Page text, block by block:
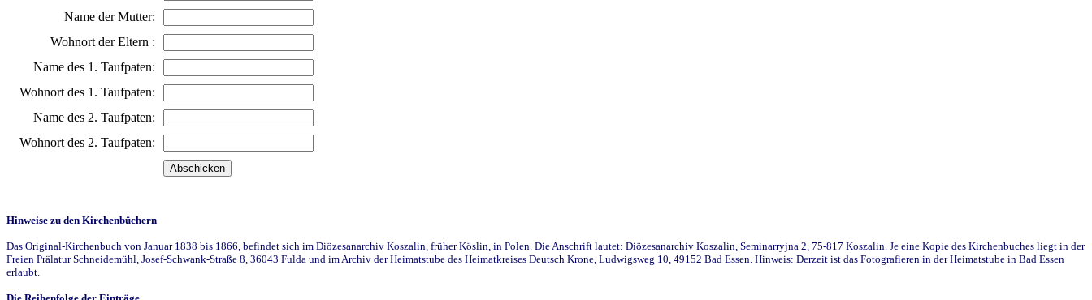
Name der Mutter:
Wohnort der Eltern :
Name des 1. Taufpaten:
Wohnort des 1. Taufpaten:
Name des 2. Taufpaten:
Wohnort des 2. Taufpaten:
Hinweise zu den Kirchenbüchern
Das Original-Kirchenbuch von Januar 1838 bis 1866, befindet sich im Diözesanarchiv Koszalin, früher Köslin, in Polen. Die Anschrift lautet: Diözesanarchiv Koszalin, Seminarryjna 2, 75-817 Koszalin. Je eine Kopie des Kirchenbuches liegt in der
Freien Prälatur Schneidemühl, Josef-Schwank-Straße 8, 36043 Fulda und im Archiv der Heimatstube des Heimatkreises Deutsch Krone, Ludwigsweg 10, 49152 Bad Essen. Hinweis: Derzeit ist das Fotografieren in der Heimatstube in Bad Essen
erlaubt.